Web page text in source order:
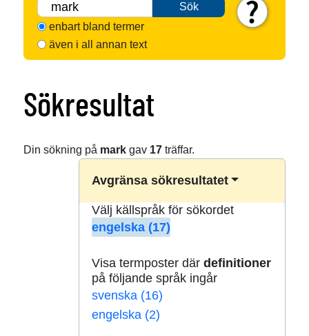
Sök
enbart bland termer
även i all annan text
Sökresultat
Din sökning på markgav 17träffar.
Avgränsa sökresultatet
Välj källspråk för sökordet
engelska (17)
Visa termposter där definitioner
på följande språk ingår
svenska (16)
engelska (2)